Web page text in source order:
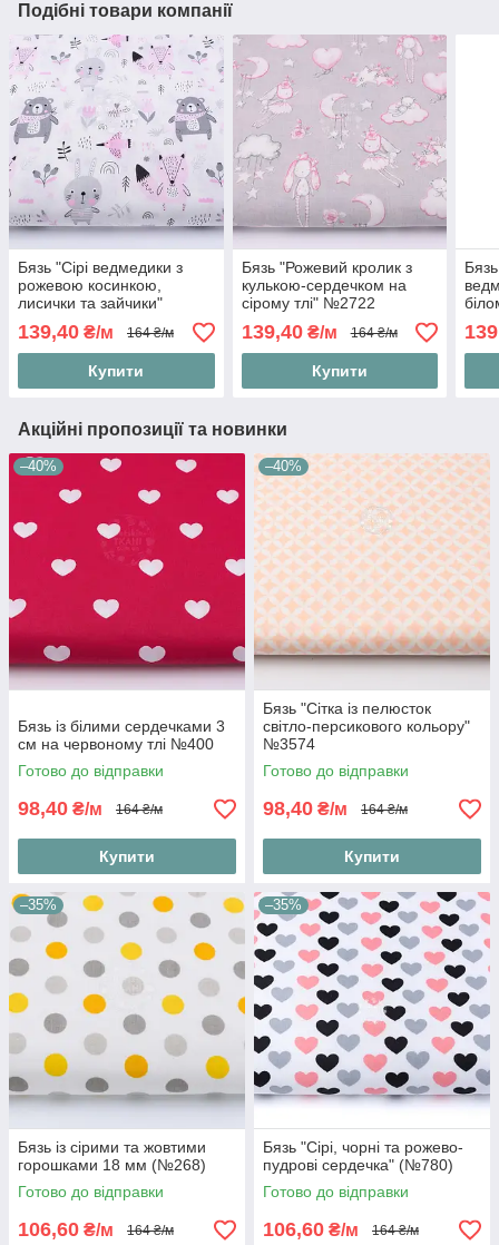
Подібні товари компанії
Бязь "Сірі ведмедики з
рожевою косинкою,
лисички та зайчики"
№2546
139,40 ₴/м 164 ₴/м
Купити
Бязь "Рожевий кролик з
кулькою-сердечком на
сірому тлі" №2722
139,40₴/м 164 ₴/м
Купити
Акційні пропозиції та новинки
–40%
Бязь із білими сердечками 3
см на червоному тлі №400
Готово до відправки
98,40 ₴/м 164 ₴/м
Купити
–40%
Бязь "Сітка із пелюсток
світло-персикового кольору"
№3574
Готово до відправки
98,40 ₴/м 164 ₴/м
Купити
–35%
Бязь із сірими та жовтими
горошками 18 мм (№268)
Готово до відправки
106,60 ₴/м 164 ₴/м
–35%
Бязь "Сірі, чорні та рожево-
пудрові сердечка" (№780)
Готово до відправки
106,60 ₴/м 164 ₴/м